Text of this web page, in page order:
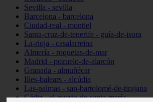
Sevilla - sevilla
Barcelona - barcelona
Ciudad-real - montiel
Santa-cruz-de-tenerife - guía-de-isora
La-rioja - casalarreina
Almería - roquetas-de-mar
Madrid - pozuelo-de-alarcón
Granada - almuñécar
Illes-balears - alcúdia
Las-palmas - san-bartolomé-de-tirajana
Cádiz - el-puerto-de-santa-maría